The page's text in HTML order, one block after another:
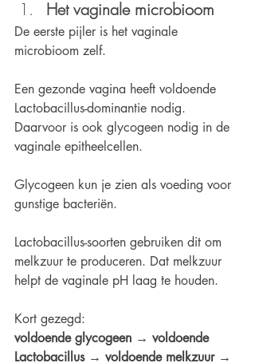
Het vaginale microbioom
De eerste pijler is het vaginale
microbioom zelf.
Een gezonde vagina heeft voldoende
Lactobacillus-dominantie nodig.
Daarvoor is ook glycogeen nodig in de
vaginale epitheelcellen.
Glycogeen kun je zien als voeding voor
gunstige bacteriën.
Lactobacillus-soorten gebruiken dit om
melkzuur te produceren. Dat melkzuur
helpt de vaginale pH laag te houden.
Kort gezegd:
voldoende glycogeen → voldoende
Lactobacillus → voldoende melkzuur →